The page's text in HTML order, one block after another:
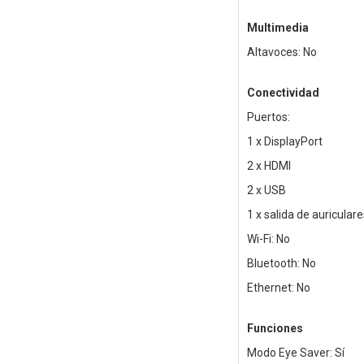
Multimedia
Altavoces: No
Conectividad
Puertos:
1 x DisplayPort
2 x HDMI
2 x USB
1 x salida de
Wi-Fi: No
Bluetooth: No
Ethernet: No
Funciones
Modo Eye Saver: Sí